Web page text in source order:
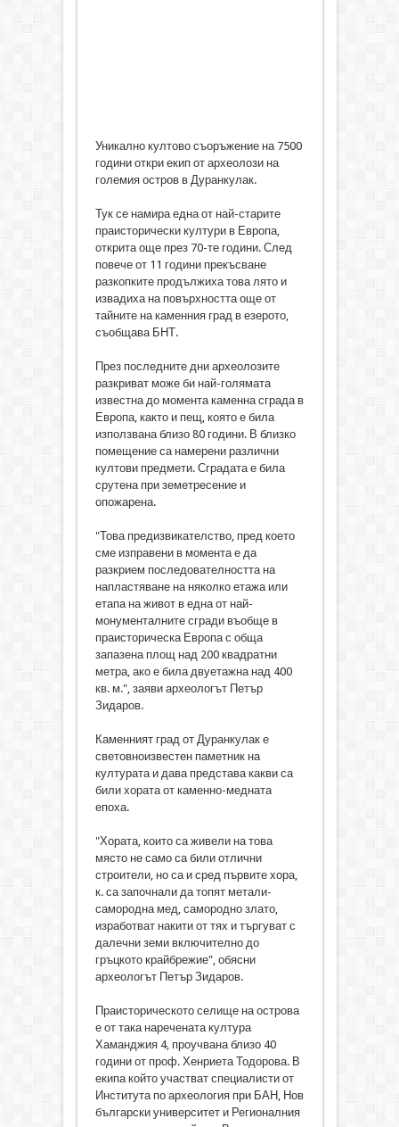
Уникално култово съоръжение на 7500
години откри екип от археолози на
големия остров в Дуранкулак.
Тук се намира една от най-старите
праисторически култури в Европа,
открита още през 70-те години. След
повече от 11 години прекъсване
разкопките продължиха това лято и
извадиха на повърхността още от
тайните на каменния град в езерото,
съобщава БНТ.
През последните дни археолозите
разкриват може би най-голямата
известна до момента каменна сграда в
Европа, както и пещ, която е била
използвана близо 80 години. В близко
помещение са намерени различни
култови предмети. Сградата е била
срутена при земетресение и
опожарена.
"Това предизвикателство, пред което
сме изправени в момента е да
разкрием последователността на
напластяване на няколко етажа или
етапа на живот в една от най-
монументалните сгради въобще в
праисторическа Европа с обща
запазена площ над 200 квадратни
метра, ако е била двуетажна над 400
кв. м.", заяви археологът Петър
Зидаров.
Каменният град от Дуранкулак е
световноизвестен паметник на
културата и дава представа какви са
били хората от каменно-медната
епоха.
"Хората, които са живели на това
място не само са били отлични
строители, но са и сред първите хора,
к. са започнали да топят метали-
самородна мед, самородно злато,
изработват накити от тях и търгуват с
далечни земи включително до
гръцкото крайбрежие", обясни
археологът Петър Зидаров.
Праисторическото селище на острова
е от така наречената култура
Хаманджия 4, проучвана близо 40
години от проф. Хенриета Тодорова. В
екипа който участват специалисти от
Института по археология при БАН, Нов
български университет и Регионалния